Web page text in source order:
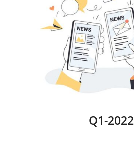
Q1-2022